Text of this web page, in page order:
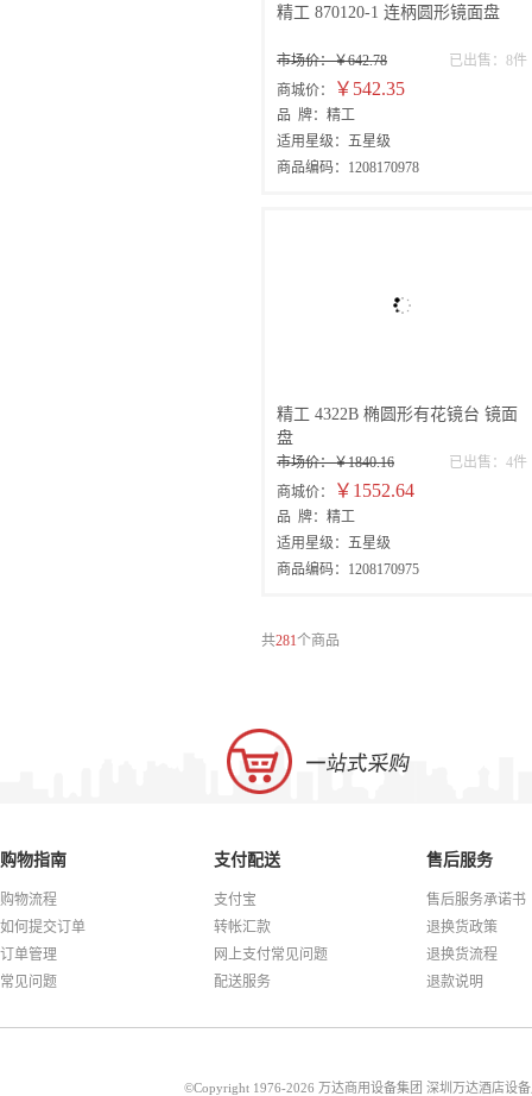
精工 870120-1 连柄圆形镜面盘
已出售：8件
市场价：￥642.78
商城价：
￥542.35
品 牌：精工
适用星级：五星级
商品编码：1208170978
精工 4322B 椭圆形有花镜台 镜面
盘
已出售：4件
市场价：￥1840.16
商城价：
￥1552.64
品 牌：精工
适用星级：五星级
商品编码：1208170975
共281个商品
购物指南
购物流程
如何提交订单
订单管理
常见问题
支付配送
支付宝
转帐汇款
网上支付常见问题
配送服务
售后服务
售后服务承诺书
退换货政策
退换货流程
退款说明
©Copyright 1976-2026 万达商用设备集团 深圳万达酒店设